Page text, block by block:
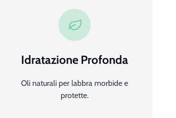
Idratazione Profonda
Oli naturali per labbra morbide e
protette.